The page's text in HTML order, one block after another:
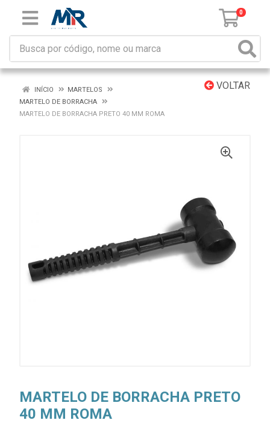
0
VOLTAR
INÍCIO
MARTELOS
MARTELO DE BORRACHA
MARTELO DE BORRACHA PRETO 40 MM ROMA
MARTELO DE BORRACHA PRETO
40 MM ROMA